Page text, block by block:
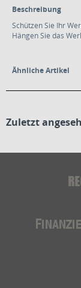
Beschreibung
Schützen Sie Ihr
Hängen Sie das
Ähnliche Artikel
Zuletzt